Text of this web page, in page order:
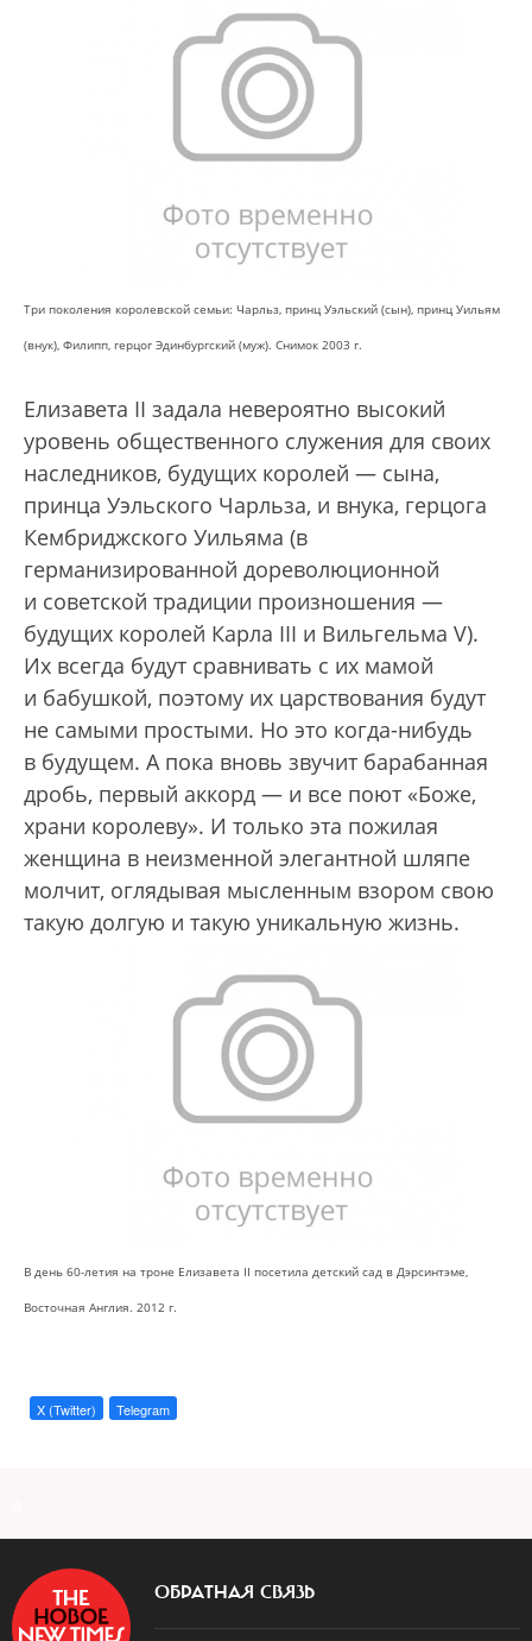
Три поколения королевской семьи: Чарльз, принц Уэльский (сын), принц Уильям
(внук), Филипп, герцог Эдинбургский (муж). Снимок 2003 г.
Елизавета II задала невероятно высокий
уровень общественного служения для своих
наследников, будущих королей — сына,
принца Уэльского Чарльза, и внука, герцога
Кембриджского Уильяма (в
германизированной дореволюционной
и советской традиции произношения —
будущих королей Карла III и Вильгельма V).
Их всегда будут сравнивать с их мамой
и бабушкой, поэтому их царствования будут
не самыми простыми. Но это когда-нибудь
в будущем. А пока вновь звучит барабанная
дробь, первый аккорд — и все поют «Боже,
храни королеву». И только эта пожилая
женщина в неизменной элегантной шляпе
молчит, оглядывая мысленным взором свою
такую долгую и такую уникальную жизнь.
В день 60-летия на троне Елизавета II посетила детский сад в Дэрсинтэме,
Восточная Англия. 2012 г.
X (Twitter) Telegram
ОБРАТНАЯ СВЯЗЬ